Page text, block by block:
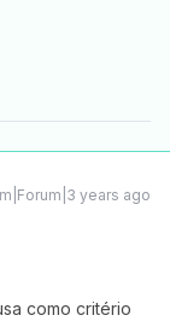
years ago
como critério